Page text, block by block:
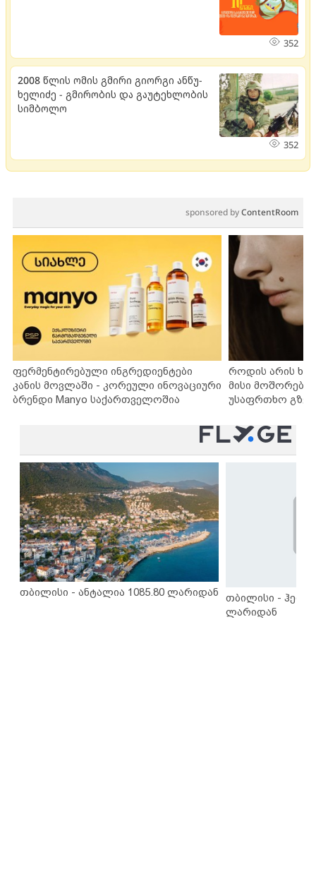
352
2008 წლის ომის გმირი გი­ორ­გი ან­წუ­
ხე­ლი­ძე - გმი­რო­ბის და გა­უ­ტეხ­ლო­ბის
სიმ­ბო­ლო
352
sponsored byContentRoom
ფერმენტირებული ინგრედიენტები
კანის მოვლაში - კორეული ინოვაციური
ბრენდი Manyo საქართველოშია
როდის არის
მისი
უსაფრთხო
თბილისი - ანტალია 1085.80 ლარიდან
თბილისი -
ლარიდან